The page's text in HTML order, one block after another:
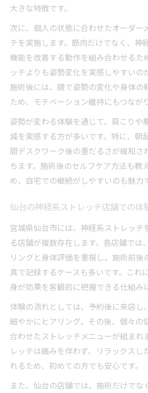
大きな特徴です。
次に、個人の状態に合わせたオーダー
チを実施します。筋肉だけでなく、神
機能を改善する動作を組み合わせるた
ッチよりも姿勢変化を実感しやすいの
施術後には、鏡で姿勢の変化や身体の
ため、モチベーション維持にもつなが
姿勢が変わる体験を通じて、肩こりや
減を実感する方が多いです。特に、朝
間デスクワーク後の重だるさが緩和さ
ちます。施術後のセルフケア方法も教
め、自宅での継続がしやすいのも魅力
仙台の神経系ストレッチ店舗での体
宮城県仙台市には、神経系ストレッチ
る店舗が複数存在します。各店舗では
リングと身体評価を重視し、施術前後
真で記録するケースも多いです。これ
身が効果を客観的に把握できる仕組み
体験の流れとしては、予約後に来店し
細やかにヒアリング。その後、個々の
合わせたストレッチメニューが組まれ
レッチは痛みを伴わず、リラックスし
れるため、初めての方でも安心です。
また、仙台の店舗では、施術だけでな